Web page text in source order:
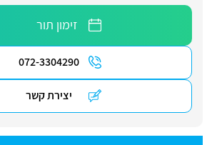
זימון תור
072-3304290
יצירת קשר